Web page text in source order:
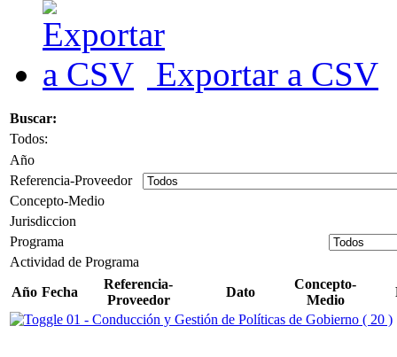
Exportar a CSV
Buscar:
Todos:
Año
Referencia-Proveedor
Concepto-Medio
Jurisdiccion
Programa
Actividad de Programa
Año Fecha
Referencia-
Proveedor
Dato
Concepto-
Medio
01 - Conducción y Gestión de Políticas de Gobierno ( 20 )